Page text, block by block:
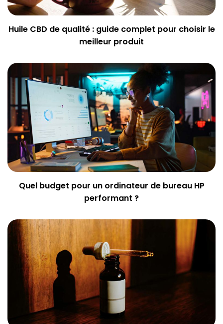
Huile CBD de qualité : guide complet pour choisir le
meilleur produit
Quel budget pour un ordinateur de bureau HP
performant ?